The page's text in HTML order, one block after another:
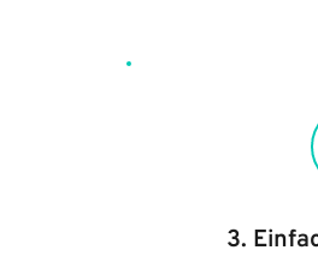
3.